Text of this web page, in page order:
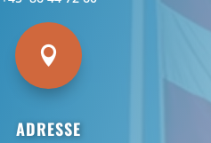

ADRESSE